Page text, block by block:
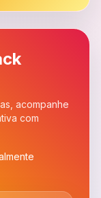
acompanhe
com